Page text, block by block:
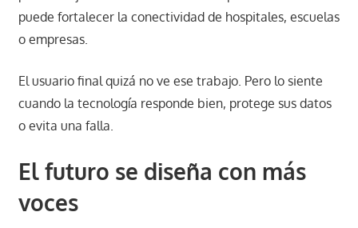
puede fortalecer la conectividad de hospitales, escuelas
o empresas.
El usuario final quizá no ve ese trabajo. Pero lo siente
cuando la tecnología responde bien, protege sus datos
o evita una falla.
El futuro se diseña con más
voces